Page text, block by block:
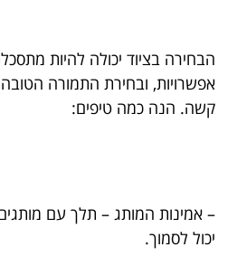
הבחירה בציוד יכולה להיות
אפשרויות, ובחירת התמורה הטובה
קשה. הנה כמה טיפים:
– אמינות המותג – תלך עם
יכול לסמוך.